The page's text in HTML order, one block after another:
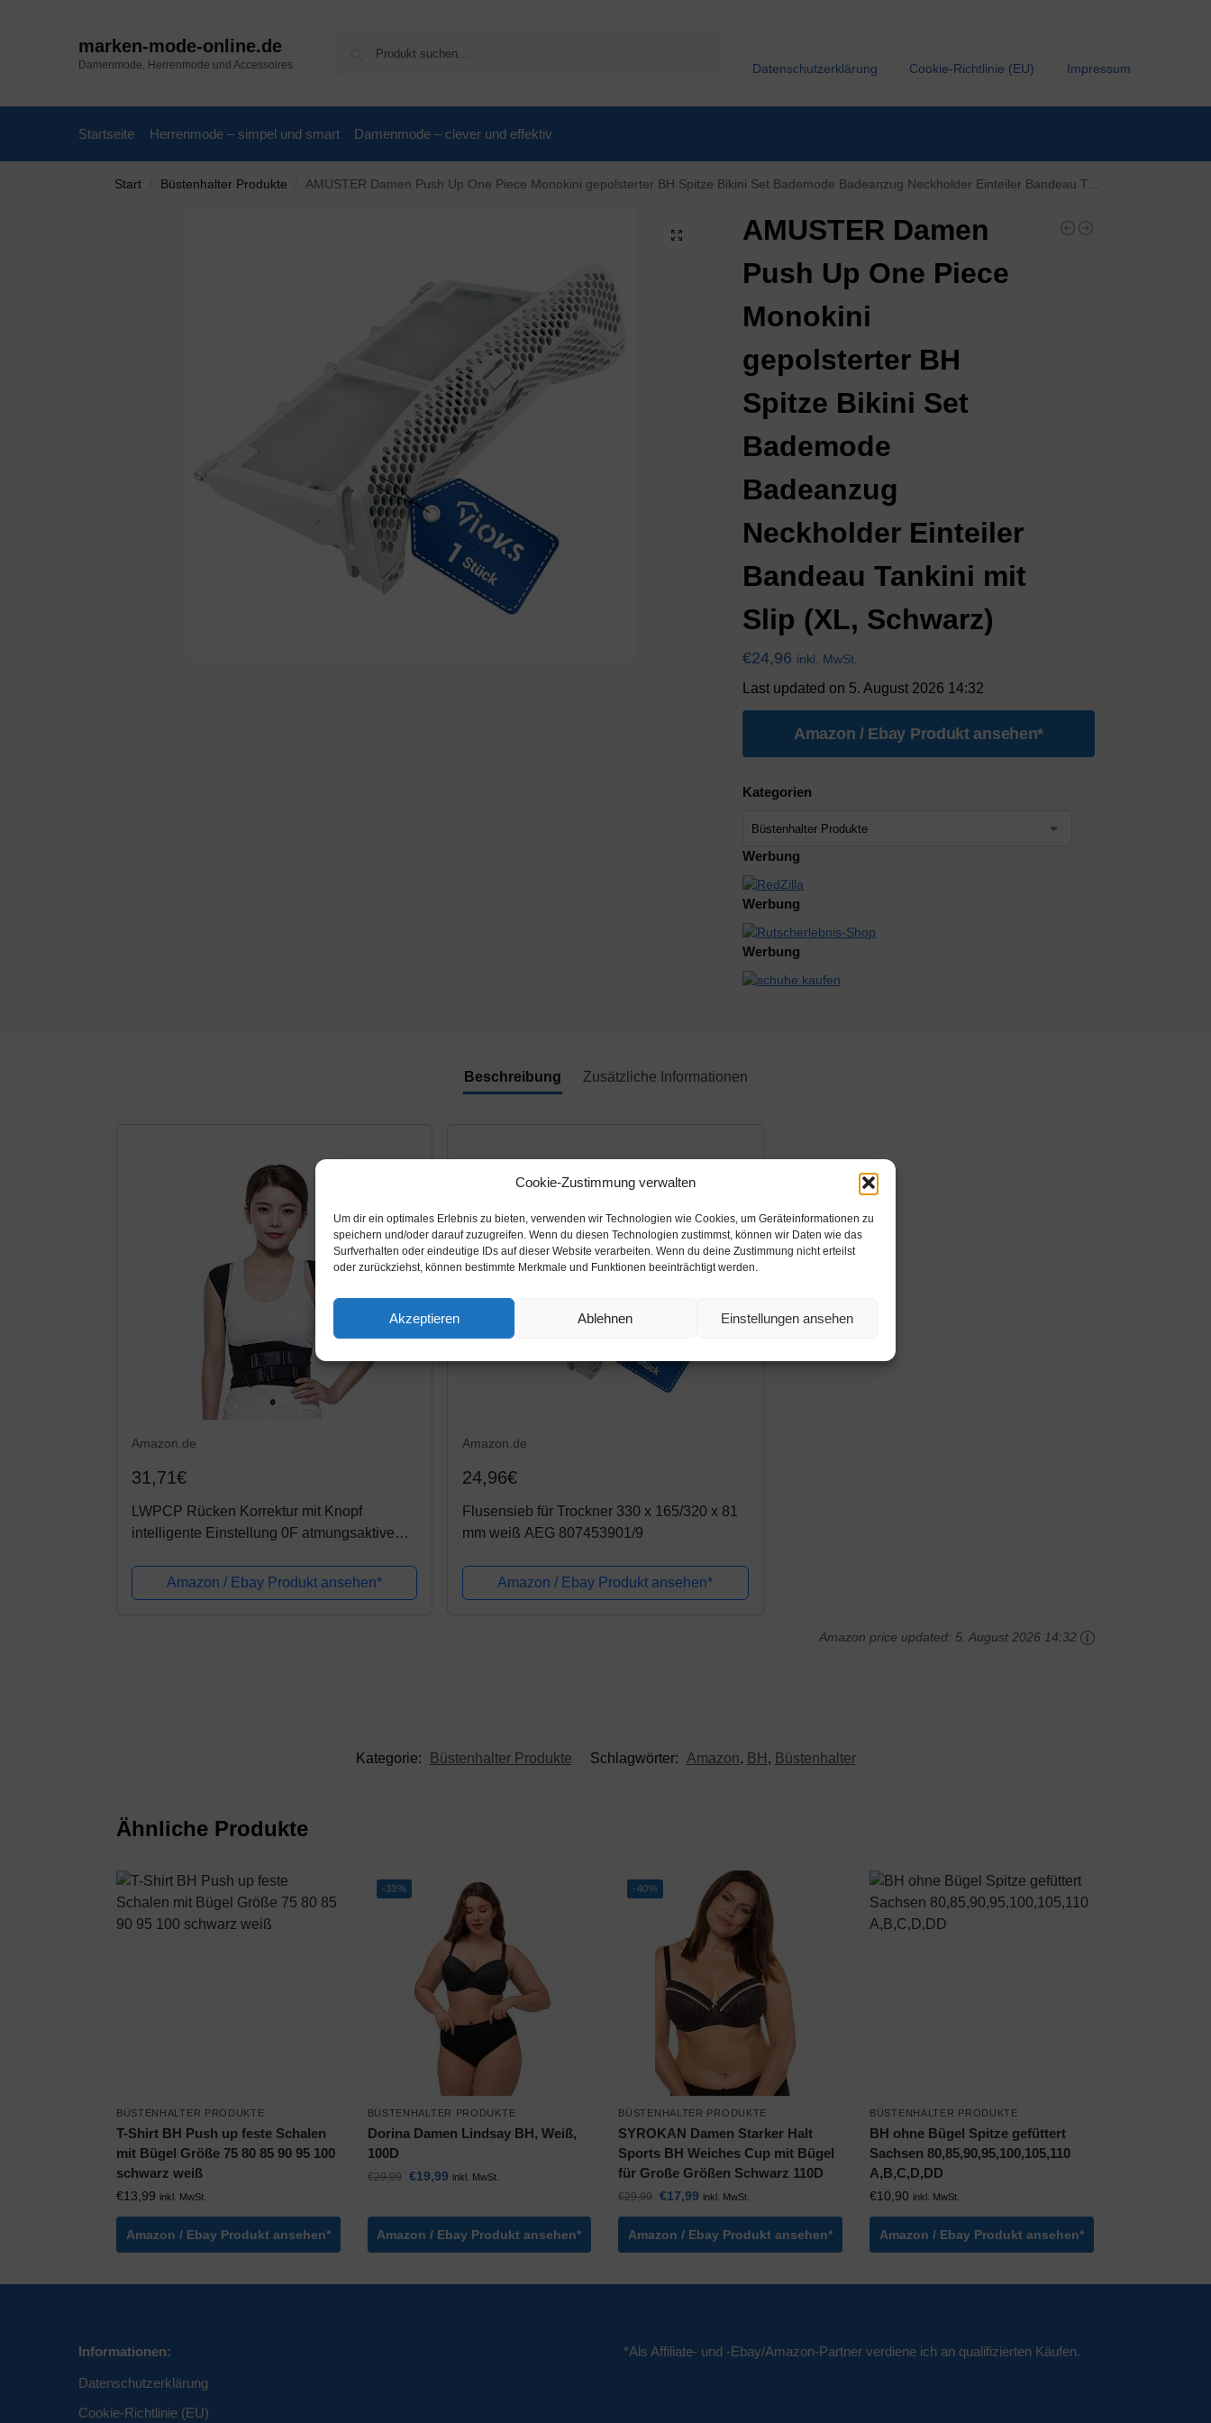
Cookie-Zustimmung verwalten
Um dir ein optimales Erlebnis zu bieten, verwenden wir Technologien wie Cookies, um Geräteinformationen zu
speichern und/oder darauf zuzugreifen. Wenn du diesen Technologien zustimmst, können wir Daten wie das
Surfverhalten oder eindeutige IDs auf dieser Website verarbeiten. Wenn du deine Zustimmung nicht erteilst
oder zurückziehst, können bestimmte Merkmale und Funktionen beeinträchtigt werden.
Akzeptieren Ablehnen Einstellungen ansehen
marken-mode-online.de
Damenmode, Herrenmode und Accessoires Datenschutzerklärung Cookie-Richtlinie (EU) Impressum
Startseite Herrenmode – simpel und smart Damenmode – clever und effektiv
Start Büstenhalter Produkte AMUSTER Damen Push Up One Piece Monokini gepolsterter BH Spitze Bikini Set Bademode Badeanzug Neckholder Einteiler Bandeau Tankini mit Slip (XL, Schwarz)
AMUSTER Damen
Push Up One Piece
Monokini
gepolsterter BH
Spitze Bikini Set
Bademode
Badeanzug
Neckholder Einteiler
Bandeau Tankini mit
Slip (XL, Schwarz)
€24,96 inkl. MwSt.
Last updated on 5. August 2026 14:32
Amazon / Ebay Produkt ansehen*
Kategorien
Werbung
Werbung
Werbung
Beschreibung Zusätzliche Informationen
Amazon.de
31,71€
LWPCP Rücken Korrektur mit Knopf
intelligente Einstellung 0F atmungsaktive
Wirbelsäule,L
Amazon / Ebay Produkt ansehen*
Amazon.de
24,96€
Flusensieb für Trockner 330 x 165/320 x 81
mm weiß AEG 807453901/9
Amazon / Ebay Produkt ansehen*
Amazon price updated: 5. August 2026 14:32
Kategorie: Büstenhalter Produkte Schlagwörter: Amazon, BH , Büstenhalter
Ähnliche Produkte
BÜSTENHALTER PRODUKTE
T-Shirt BH Push up feste Schalen
mit Bügel Größe 75 80 85 90 95 100
schwarz weiß
€13,99 inkl. MwSt.
Amazon / Ebay Produkt ansehen*
-33%
BÜSTENHALTER PRODUKTE
Dorina Damen Lindsay BH, Weiß,
100D
€29,99 €19,99 inkl. MwSt.
Amazon / Ebay Produkt ansehen*
-40%
BÜSTENHALTER PRODUKTE
SYROKAN Damen Starker Halt
Sports BH Weiches Cup mit Bügel
für Große Größen Schwarz 110D
€29,99 €17,99 inkl. MwSt.
Amazon / Ebay Produkt ansehen*
BÜSTENHALTER PRODUKTE
BH ohne Bügel Spitze gefüttert
Sachsen 80,85,90,95,100,105,110
A,B,C,D,DD
€10,90 inkl. MwSt.
Amazon / Ebay Produkt ansehen*
Informationen:
Datenschutzerklärung
Cookie-Richtlinie (EU)
*Als Affiliate- und -Ebay/Amazon-Partner verdiene ich an qualifizierten Käufen.